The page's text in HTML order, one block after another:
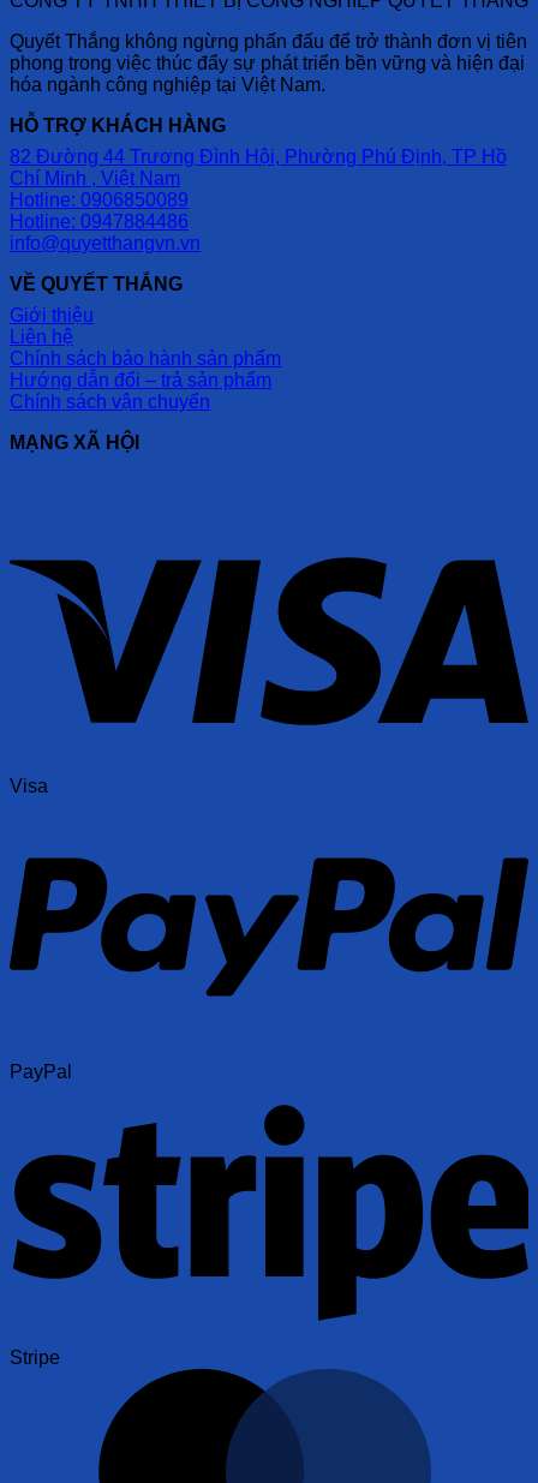
Quyết Thắng không ngừng phấn đấu để trở thành đơn vị tiên
phong trong việc thúc đẩy sự phát triển bền vững và hiện đại
hóa ngành công nghiệp tại Việt Nam.
HỖ TRỢ KHÁCH HÀNG
82 Đường 44 Trương Đình Hội, Phường Phú Định, TP Hồ
Chí Minh , Việt Nam
Hotline: 0906850089
Hotline: 0947884486
info@quyetthangvn.vn
VỀ QUYẾT THẮNG
Giới thiệu
Liên hệ
Chính sách bảo hành sản phẩm
Hướng dẫn đổi – trả sản phẩm
Chính sách vận chuyển
MẠNG XÃ HỘI
Visa
PayPal
Stripe